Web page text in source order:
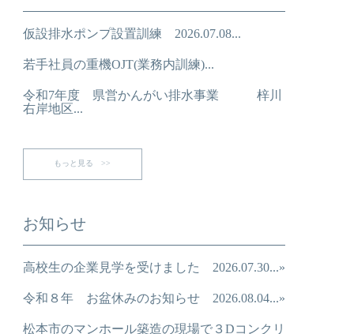
仮設排水ポンプ設置訓練 2026.07.08...
若手社員の重機OJT(業務内訓練)...
令和7年度 県営かんがい排水事業 梓川
右岸地区...
もっと見る >>
お知らせ
高校生の企業見学を受けました 2026.07.30...»
令和８年 お盆休みのお知らせ 2026.08.04...»
松本市のマンホール築造の現場で３Dコンクリ